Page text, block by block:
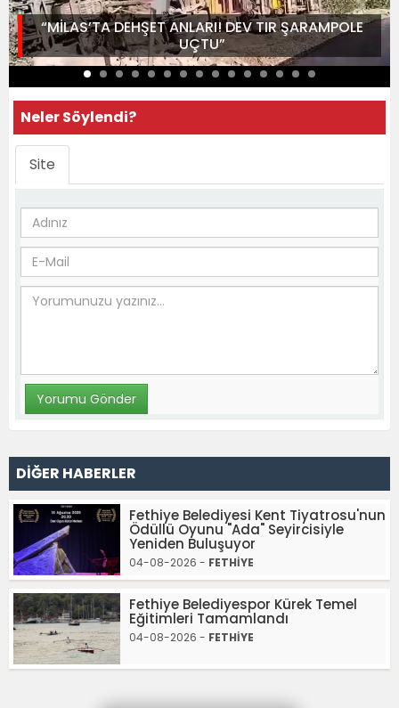
“MİLAS’TA DEHŞET ANLARI! DEV TIR ŞARAMPOLE
UÇTU”
Neler Söylendi?
Site
DİĞER HABERLER
Fethiye Belediyesi Kent Tiyatrosu'nun
Ödüllü Oyunu "Ada" Seyircisiyle
Yeniden Buluşuyor
04-08-2026 - FETHİYE
Fethiye Belediyespor Kürek Temel
Eğitimleri Tamamlandı
04-08-2026 - FETHİYE